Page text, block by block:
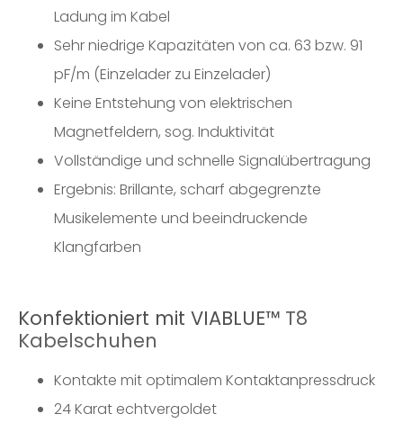
Ladung im Kabel
Sehr niedrige Kapazitäten von ca. 63 bzw. 91
pF/m (Einzelader zu Einzelader)
Keine Entstehung von elektrischen
Magnetfeldern, sog. Induktivität
Vollständige und schnelle Signalübertragung
Ergebnis: Brillante, scharf abgegrenzte
Musikelemente und beeindruckende
Klangfarben
Konfektioniert mit VIABLUE™ T8
Kabelschuhen
Kontakte mit optimalem Kontaktanpressdruck
24 Karat echtvergoldet